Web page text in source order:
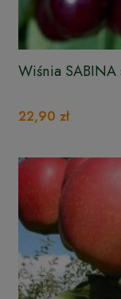
Wiśnia SABINA
22,90 zł